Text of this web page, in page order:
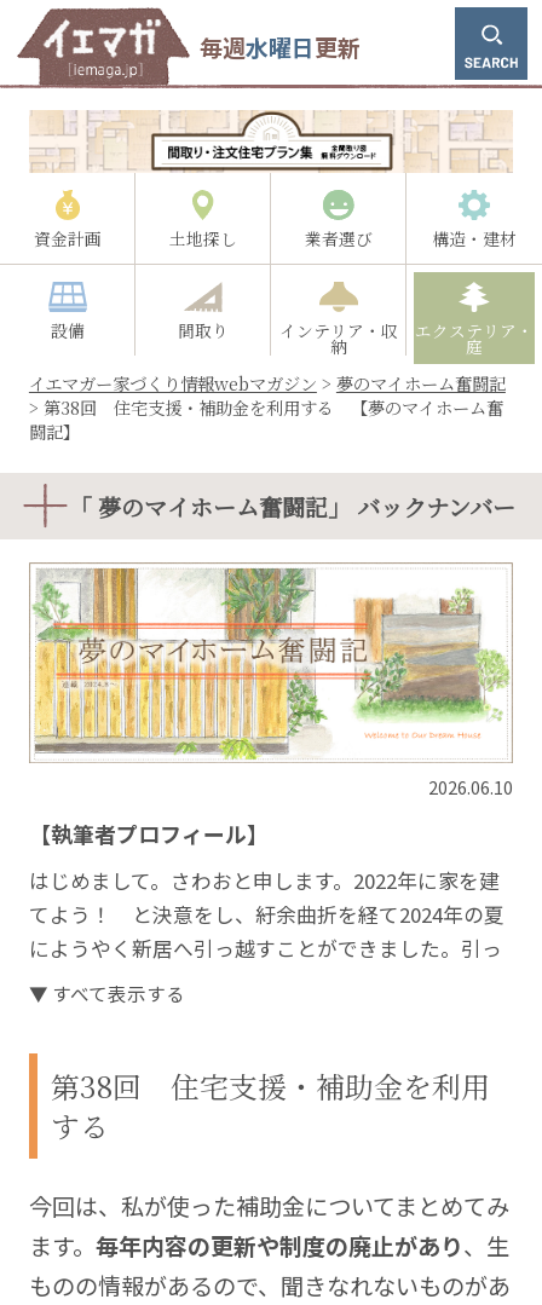
毎週水曜日更新
資金計画 土地探し 業者選び 構造・建材
設備 間取り インテリア・収
納
エクステリア・
庭
イエマガー家づくり情報webマガジン > 夢のマイホーム奮闘記
> 第38回 住宅支援・補助金を利用する 【夢のマイホーム奮
闘記】
「 夢のマイホーム奮闘記」 バックナンバー
2026.06.10
【執筆者プロフィール】
はじめまして。さわおと申します。2022年に家を建
てよう！ と決意をし、紆余曲折を経て2024年の夏
にようやく新居へ引っ越すことができました。引っ
越す頃に息子も生まれ、家族3人で楽しく暮らしてい
長い家づくりの中で経験した失敗や大変だったこ
と、そしてそれをどうやって乗り越えたかについ
て、連載を通して家づくり中の方へ届けることで、
がら、この記事を書いています。
Blog:https://xshmblog.com
▼ すべて表示する
第38回 住宅支援・補助金を利用
する
今回は、私が使った補助金についてまとめてみ
ます。 毎年内容の更新や制度の廃止があり、生
ものの情報があるので、聞きなれないものがあ